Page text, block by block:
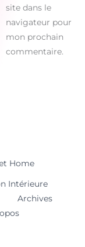
site dans le
navigateur pour
mon prochain
commentaire.
Home
Intérieure
Archives